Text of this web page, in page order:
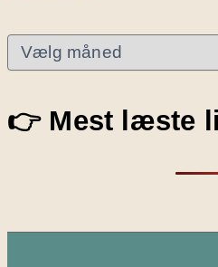
v
e
👉 Mest læste